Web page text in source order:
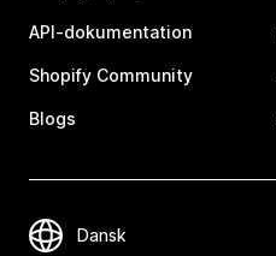
API-dokumentation
Shopify Community
Blogs